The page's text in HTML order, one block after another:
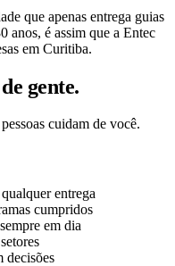
que apenas entrega guias
anos, é assim que a Entec
em Curitiba.
gente.
cuidam de você.
entrega
cumpridos
em dia
decisões